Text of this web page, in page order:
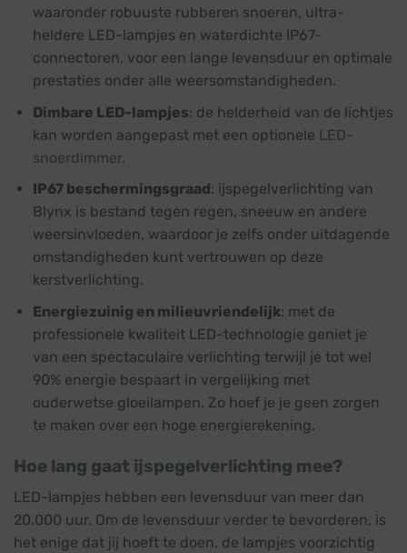
waaronder robuuste rubberen snoeren, ultra-
heldere LED-lampjes en waterdichte IP67-
connectoren, voor een lange levensduur en optimale
prestaties onder alle weersomstandigheden.
Dimbare LED-lampjes: de helderheid van de lichtjes
kan worden aangepast met een optionele LED-
snoerdimmer.
IP67 beschermingsgraad: ijspegelverlichting van
Blynx is bestand tegen regen, sneeuw en andere
weersinvloeden, waardoor je zelfs onder uitdagende
omstandigheden kunt vertrouwen op deze
kerstverlichting.
Energiezuinig en milieuvriendelijk: met de
professionele kwaliteit LED-technologie geniet je
van een spectaculaire verlichting terwijl je tot wel
90% energie bespaart in vergelijking met
ouderwetse gloeilampen. Zo hoef je je geen zorgen
te maken over een hoge energierekening.
Hoe lang gaat ijspegelverlichting mee?
LED-lampjes hebben een levensduur van meer dan
20.000 uur. Om de levensduur verder te bevorderen, is
het enige dat jij hoeft te doen, de lampjes voorzichtig